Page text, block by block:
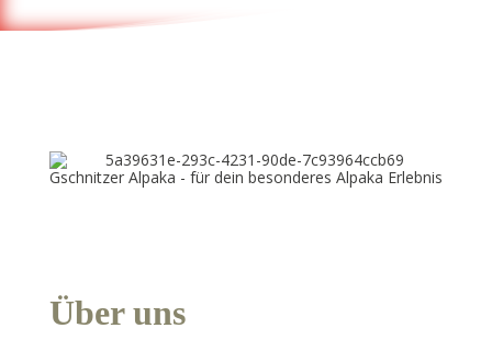
Über uns